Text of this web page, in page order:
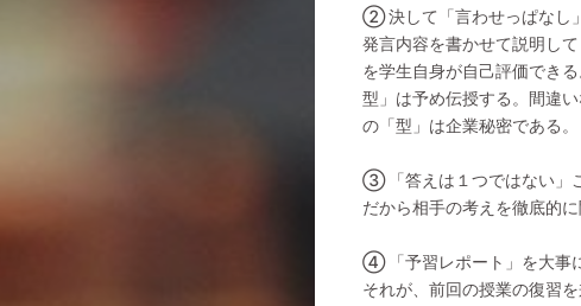
② 決して「言わせっぱなし
発言内容を書かせて説明し
を学生自身が自己評価でき
型」は予め伝授する。間違
の「型」は企業秘密である。
③ 「答えは１つではない」
だから相手の考えを徹底的
④ 「予習レポート」を大事
それが、前回の授業の復習